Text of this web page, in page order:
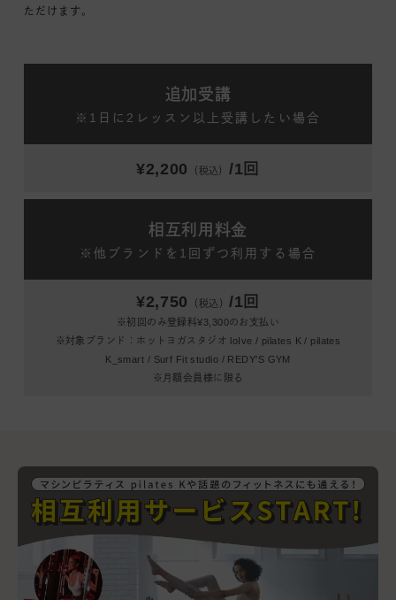
ただけます。
追加受講
※1日に2レッスン以上受講したい場合
¥2,200 （税込） /1回
相互利用料金
※他ブランドを1回ずつ利用する場合
¥2,750 （税込） /1回
※初回のみ登録料¥3,300のお支払い
※対象ブランド：ホットヨガスタジオ loIve / pilates K / pilates
K_smart / Surf Fit studio / REDY'S GYM
※月額会員様に限る